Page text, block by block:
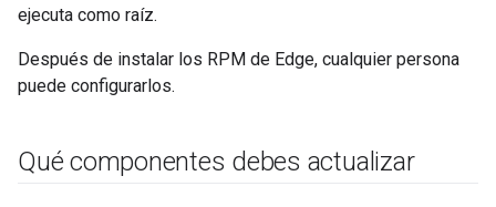
ejecuta como raíz.
Después de instalar los RPM de Edge, cualquier persona
puede configurarlos.
Qué componentes debes actualizar